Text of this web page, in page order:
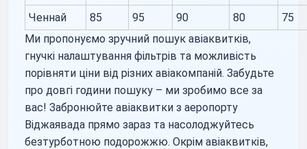
Ченнай
85 95 90 80
75
Ми пропонуємо зручний пошук авіаквитків,
гнучкі налаштування фільтрів та можливість
порівняти ціни від різних авіакомпаній. Забудьте
про довгі години пошуку – ми зробимо все за
вас! Забронюйте авіаквитки з аеропорту
Віджаявада прямо зараз та насолоджуйтесь
безтурботною подорожжю. Окрім авіаквитків,